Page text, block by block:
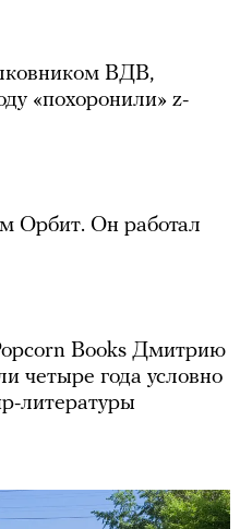
ВДВ,
«похоронили» z-
Орбит. Он работал
Books Дмитрию
четыре года условно
литературы